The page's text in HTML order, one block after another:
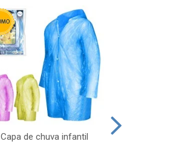
Capa de chuva infantil